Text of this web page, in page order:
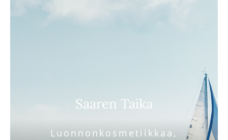
Saaren Taika
Luonnonkosmetiikkaa,